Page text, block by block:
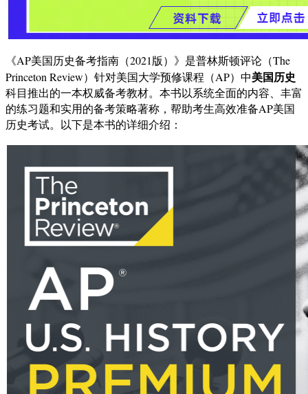
《AP美国历史备考指南（2021版）》是普林斯顿评论（The
Princeton Review）针对美国大学预修课程（AP）中美国历史
科目推出的一本权威备考教材。本书以系统全面的内容、丰富
的练习题和实用的备考策略著称，帮助考生高效准备AP美国
历史考试。以下是本书的详细介绍：